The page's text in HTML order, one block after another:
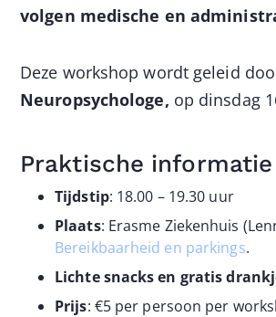
volgen medische en
Deze workshop wordt geleid
Neuropsychologe, op dinsdag
Praktische informatie
Tijdstip: 18.00 – 19.30 uur
Plaats: Erasme Ziekenhuis
Bereikbaarheid en parkings.
Lichte snacks en gratis
Prijs: €5 per persoon per